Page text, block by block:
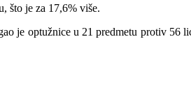
što je za 17,6% više.
je optužnice u 21 predmetu protiv